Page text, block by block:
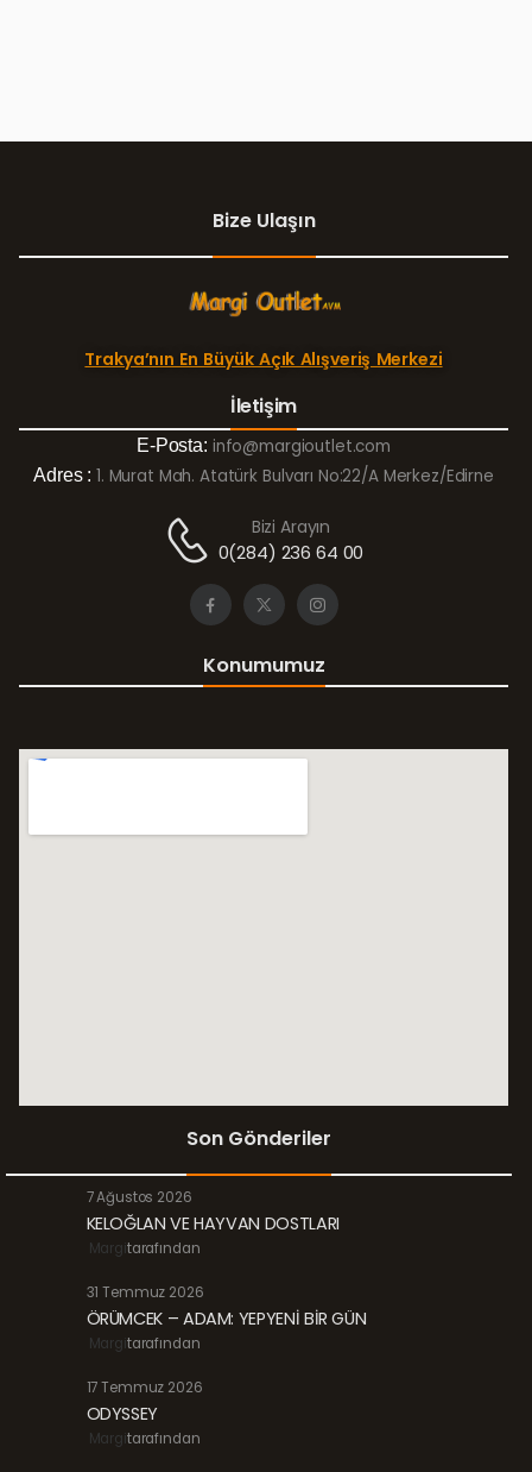
Bize Ulaşın
Trakya’nın En Büyük Açık Alışveriş Merkezi
İletişim
E-Posta: info@margioutlet.com
Adres : 1. Murat Mah. Atatürk Bulvarı No:22/A Merkez/Edirne
Bizi Arayın
0(284) 236 64 00
Konumumuz
Son Gönderiler
7 Ağustos 2026
KELOĞLAN VE HAYVAN DOSTLARI
Margitarafından
31 Temmuz 2026
ÖRÜMCEK – ADAM: YEPYENİ BİR GÜN
Margitarafından
17 Temmuz 2026
ODYSSEY
Margitarafından